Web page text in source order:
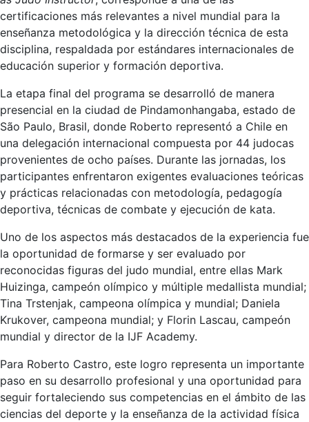
certificaciones más relevantes a nivel mundial para la
enseñanza metodológica y la dirección técnica de esta
disciplina, respaldada por estándares internacionales de
educación superior y formación deportiva.
La etapa final del programa se desarrolló de manera
presencial en la ciudad de Pindamonhangaba, estado de
São Paulo, Brasil, donde Roberto representó a Chile en
una delegación internacional compuesta por 44 judocas
provenientes de ocho países. Durante las jornadas, los
participantes enfrentaron exigentes evaluaciones teóricas
y prácticas relacionadas con metodología, pedagogía
deportiva, técnicas de combate y ejecución de kata.
Uno de los aspectos más destacados de la experiencia fue
la oportunidad de formarse y ser evaluado por
reconocidas figuras del judo mundial, entre ellas Mark
Huizinga, campeón olímpico y múltiple medallista mundial;
Tina Trstenjak, campeona olímpica y mundial; Daniela
Krukover, campeona mundial; y Florin Lascau, campeón
mundial y director de la IJF Academy.
Para Roberto Castro, este logro representa un importante
paso en su desarrollo profesional y una oportunidad para
seguir fortaleciendo sus competencias en el ámbito de las
ciencias del deporte y la enseñanza de la actividad física